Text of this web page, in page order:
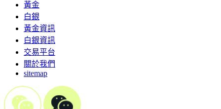
黃金
白銀
黃金資訊
白銀資訊
交易平台
關於我們
sitemap